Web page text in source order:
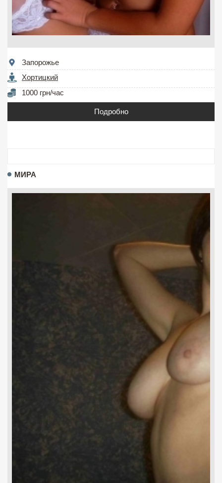
Запорожье
Хортицкий
1000 грн/час
Подробно
МИРА